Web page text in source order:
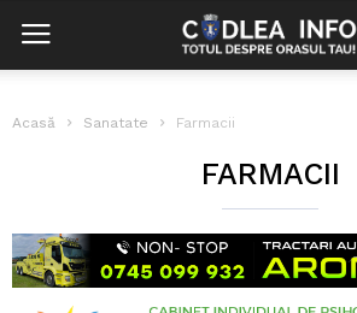
Acasă Sanatate Farmacii
FARMACII